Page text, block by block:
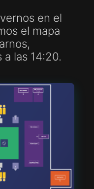
en el
el mapa
las 14:20.